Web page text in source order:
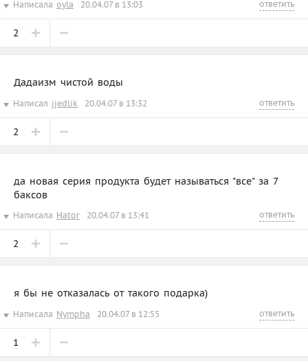
Написала oyla 20.04.07 в 13:03 ответить
2
Дадаизм чистой воды
Написал jjedlik 20.04.07 в 13:32 ответить
2
да новая серия продукта будет называться "все" за 7
баксов
Написала Hator 20.04.07 в 13:41 ответить
2
я бы не отказалась от такого подарка)
Написала Nympha 20.04.07 в 12:55 ответить
1